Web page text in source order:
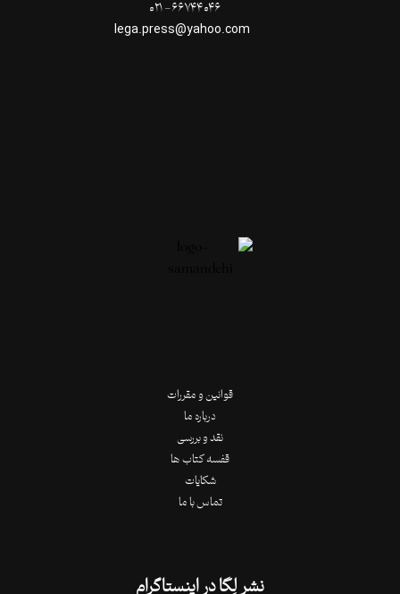
قوانین و مقررات
درباره ما
نقد و بررسی
قفسه کتاب ها
شکایات
تماس با ما
نشر لِگا در اینستاگرام